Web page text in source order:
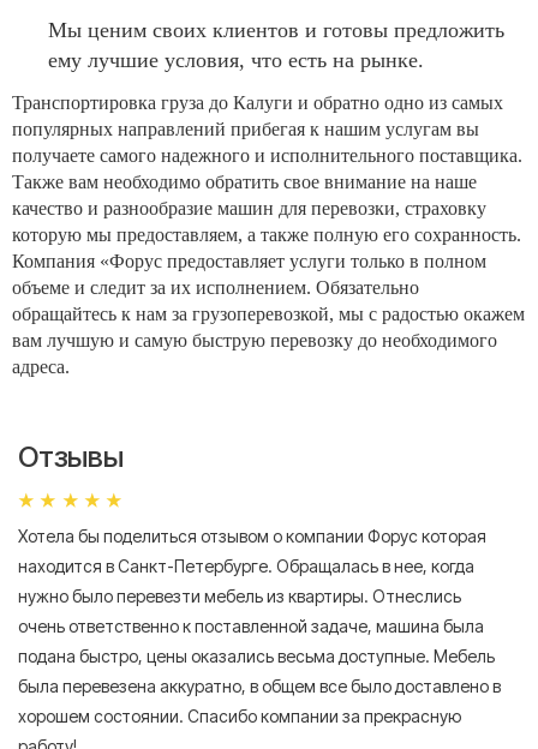
Мы ценим своих клиентов и готовы предложить
ему лучшие условия, что есть на рынке.
Транспортировка груза до Калуги и обратно одно из самых
популярных направлений прибегая к нашим услугам вы
получаете самого надежного и исполнительного поставщика.
Также вам необходимо обратить свое внимание на наше
качество и разнообразие машин для перевозки, страховку
которую мы предоставляем, а также полную его сохранность.
Компания «Форус предоставляет услуги только в полном
объеме и следит за их исполнением. Обязательно
обращайтесь к нам за грузоперевозкой, мы с радостью окажем
вам лучшую и самую быструю перевозку до необходимого
адреса.
Отзывы
Хотела бы поделиться отзывом о компании Форус которая
находится в Санкт-Петербурге. Обращалась в нее, когда
нужно было перевезти мебель из квартиры. Отнеслись
очень ответственно к поставленной задаче, машина была
подана быстро, цены оказались весьма доступные. Мебель
была перевезена аккуратно, в общем все было доставлено в
хорошем состоянии. Спасибо компании за прекрасную